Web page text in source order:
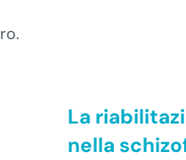
La
nella